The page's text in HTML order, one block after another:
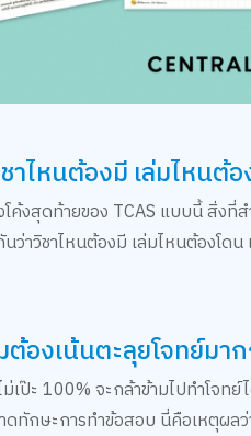
าไหนต้องมี เล่มไหน
ค้งสุดท้ายของ TCAS แบบนี้ สิ่ง
ว่าวิชาไหนต้องมี เล่มไหนต้องโด
ต้องเน้นตะลุยโจทย์มา
เป๊ะ 100% จะกล้าข้ามไปทำโจ
ดทักษะการทำข้อสอบ นี่คือเหตุผ